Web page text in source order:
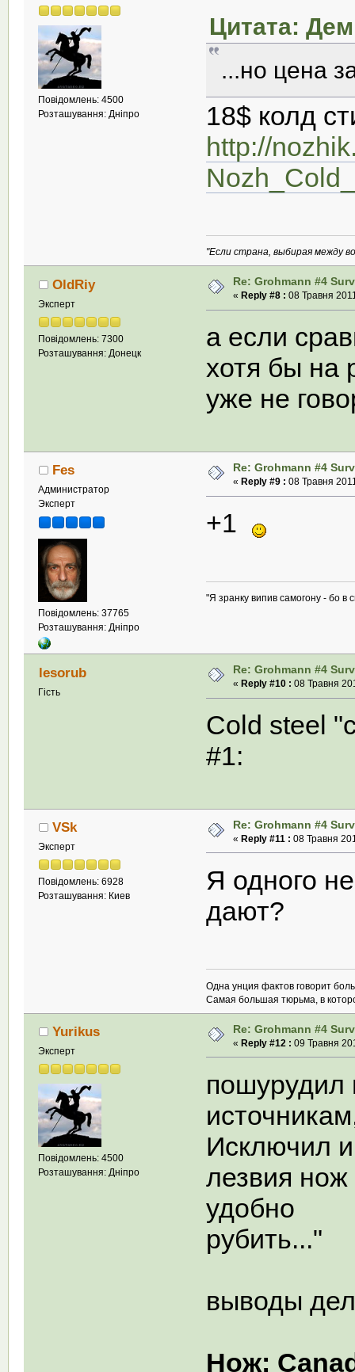
Повідомлень: 4500
Розташування: Дніпро
Цитата:
...но цена
18$ колд
http://
"Если страна, выбирая между
OldRiy
Эксперт
Повідомлень: 7300
Розташування: Донецк
Re: Grohmann #4
« Reply #8 : 08 Травня
а если
хотя бы на
уже не
Fes
Администратор
Эксперт
Повідомлень: 37765
Розташування: Дніпро
Re: Grohmann #4
« Reply #9 : 08 Травня
+1
"Я зранку випив самогону - бо в
lesorub
Гість
Re: Grohmann #4
« Reply #10 : 08 Травня
Cold steel
#1:
VSk
Эксперт
Повідомлень: 6928
Розташування: Киев
Re: Grohmann #4
« Reply #11 : 08 Травня
Я одного
дают?
Одна унция фактов говорит
Самая большая тюрьма, в
Yurikus
Эксперт
Повідомлень: 4500
Розташування: Дніпро
Re: Grohmann #4
« Reply #12 : 09 Травня
пошурудил
Исключил
лезвия
удобно
рубить..."
выводы
Нож: